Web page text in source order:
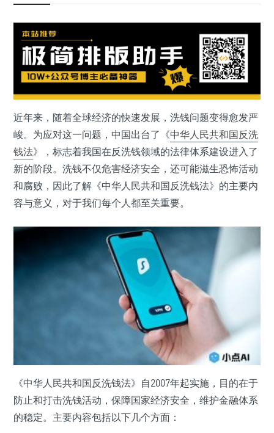
近年来，随着全球经济的快速发展，洗钱问题变得愈发严
峻。为应对这一问题，中国出台了《中华人民共和国反洗
钱法》，标志着我国在反洗钱领域的法律体系建设进入了
新的阶段。洗钱不仅危害经济安全，还可能滋生恐怖活动
和腐败，因此了解《中华人民共和国反洗钱法》的主要内
容与意义，对于我们每个人都至关重要。
《中华人民共和国反洗钱法》自2007年起实施，目的在于
防止和打击洗钱活动，保障国家经济安全，维护金融体系
的稳定。主要内容包括以下几个方面：